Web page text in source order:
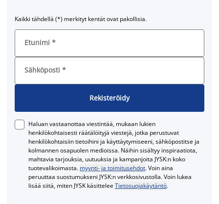
Kaikki tähdellä (*) merkityt kentät ovat pakollisia.
Etunimi *
Sähköposti *
Rekisteröidy
Haluan vastaanottaa viestintää, mukaan lukien
henkilökohtaisesti räätälöityjä viestejä, jotka perustuvat
henkilökohtaisiin tietoihini ja käyttäytymiseeni, sähköpostitse ja
kolmannen osapuolen medioissa. Näihin sisältyy inspiraatiota,
mahtavia tarjouksia, uutuuksia ja kampanjoita JYSK:n koko
tuotevalikoimasta. myynti- ja toimitusehdot. Voin aina
peruuttaa suostumukseni JYSK:n verkkosivustolla. Voin lukea
lisää siitä, miten JYSK käsitteleeTietosuojakäytäntö.